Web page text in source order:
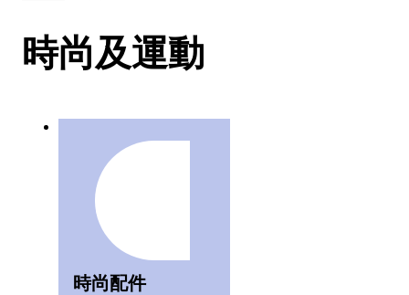
時尚及運動
時尚配件